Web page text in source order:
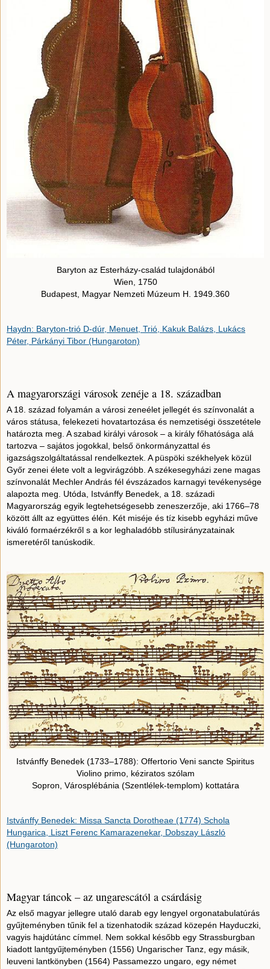
Baryton az Esterházy-család tulajdonából
Wien, 1750
Budapest, Magyar Nemzeti Múzeum H. 1949.360
Haydn: Baryton-trió D-dúr, Menuet, Trió, Kakuk Balázs, Lukács
Péter, Párkányi Tibor (Hungaroton)
A magyarországi városok zenéje a 18. században
A 18. század folyamán a városi zeneélet jellegét és színvonalát a
város státusa, felekezeti hovatartozása és nemzetiségi összetétele
határozta meg. A szabad királyi városok – a király főhatósága alá
tartozva – sajátos jogokkal, belső önkormányzattal és
igazságszolgáltatással rendelkeztek. A püspöki székhelyek közül
Győr zenei élete volt a legvirágzóbb. A székesegyházi zene magas
színvonalát Mechler András fél évszázados karnagyi tevékenysége
alapozta meg. Utóda, Istvánffy Benedek, a 18. századi
Magyarország egyik legtehetségesebb zeneszerzője, aki 1766–78
között állt az együttes élén. Két miséje és tíz kisebb egyházi műve
kiváló formaérzékről s a kor leghaladóbb stílusirányzatainak
ismeretéről tanúskodik.
Istvánffy Benedek (1733–1788): Offertorio Veni sancte Spiritus
Violino primo, kéziratos szólam
Sopron, Városplébánia (Szentlélek-templom) kottatára
Istvánffy Benedek: Missa Sancta Dorotheae (1774) Schola
Hungarica, Liszt Ferenc Kamarazenekar, Dobszay László
(Hungaroton)
Magyar táncok – az ungarescától a csárdásig
Az első magyar jellegre utaló darab egy lengyel orgonatabulatúrás
gyűjteményben tűnik fel a tizenhatodik század közepén Hayduczki,
vagyis hajdútánc címmel. Nem sokkal később egy Strassburgban
kiadott lantgyűjteményben (1556) Ungarischer Tanz, egy másik,
leuveni lantkönyben (1564) Passamezzo ungaro, egy német